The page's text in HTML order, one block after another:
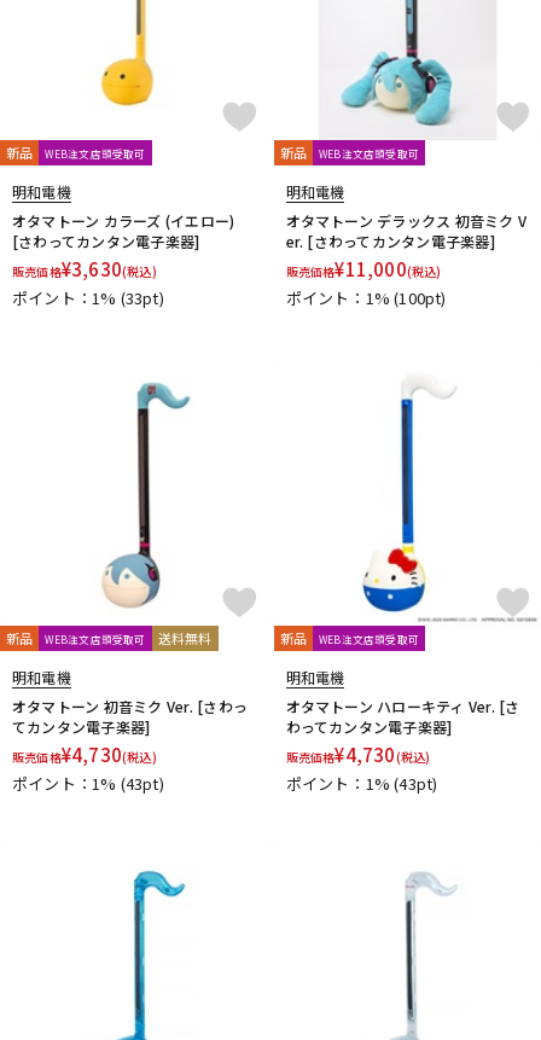
新品 WEB注文店頭受取可
明和電機
オタマトーン カラーズ (イエロー)
[さわってカンタン電子楽器]
販売価格¥3,630(税込)
ポイント：1% (33pt)
新品 WEB注文店頭受取可
明和電機
オタマトーン デラックス 初音ミク V
er. [さわってカンタン電子楽器]
販売価格¥11,000(税込)
ポイント：1%(100pt)
新品 WEB注文店頭受取可 送料無料
明和電機
オタマトーン 初音ミク Ver. [さわっ
てカンタン電子楽器]
販売価格¥4,730(税込)
ポイント：1% (43pt)
新品 WEB注文店頭受取可
明和電機
オタマトーン ハローキティ Ver. [さ
わってカンタン電子楽器]
販売価格¥4,730(税込)
ポイント：1%(43pt)